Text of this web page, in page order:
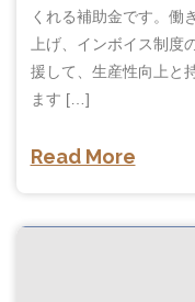
くれる補助金です。働
上げ、インボイス制度
援して、生産性向上と
ます […]
Read More